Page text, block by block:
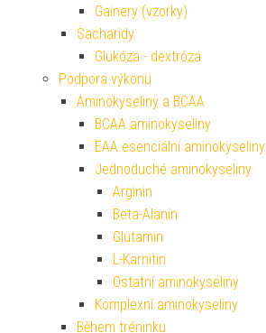
Gainery (vzorky)
Sacharidy
Glukóza - dextróza
Podpora výkonu
Aminokyseliny a BCAA
BCAA aminokyseliny
EAA esenciální aminokyseliny
Jednoduché aminokyseliny
Arginin
Beta-Alanin
Glutamin
L-Karnitin
Ostatní aminokyseliny
Komplexní aminokyseliny
Během tréninku